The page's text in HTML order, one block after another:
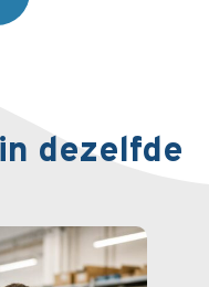
dezelfde